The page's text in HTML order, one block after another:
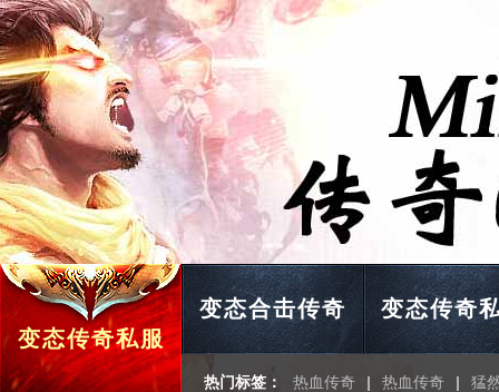
变态传奇私服
变态合击传奇 变态传奇
热门标签： 热血传奇 | 热血传奇 | 猛